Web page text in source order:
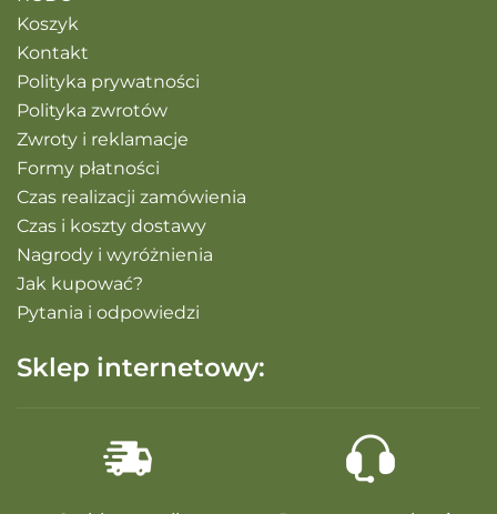
Koszyk
Kontakt
Polityka prywatności
Polityka zwrotów
Zwroty i reklamacje
Formy płatności
Czas realizacji zamówienia
Czas i koszty dostawy
Nagrody i wyróżnienia
Jak kupować?
Pytania i odpowiedzi
Sklep internetowy: